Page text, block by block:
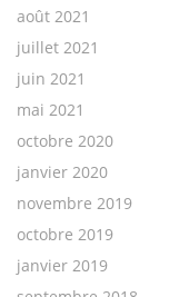
août 2021
juillet 2021
juin 2021
mai 2021
octobre 2020
janvier 2020
novembre 2019
octobre 2019
janvier 2019